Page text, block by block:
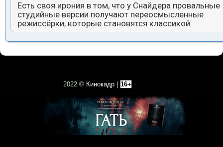
Есть своя ирония в том, что у Снайдера провальные
студийные версии получают переосмысленные
режиссёрки, которые становятся классикой
2022 © Кинокадр 16+